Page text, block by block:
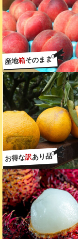
産地箱そのまま
お得な訳あり品